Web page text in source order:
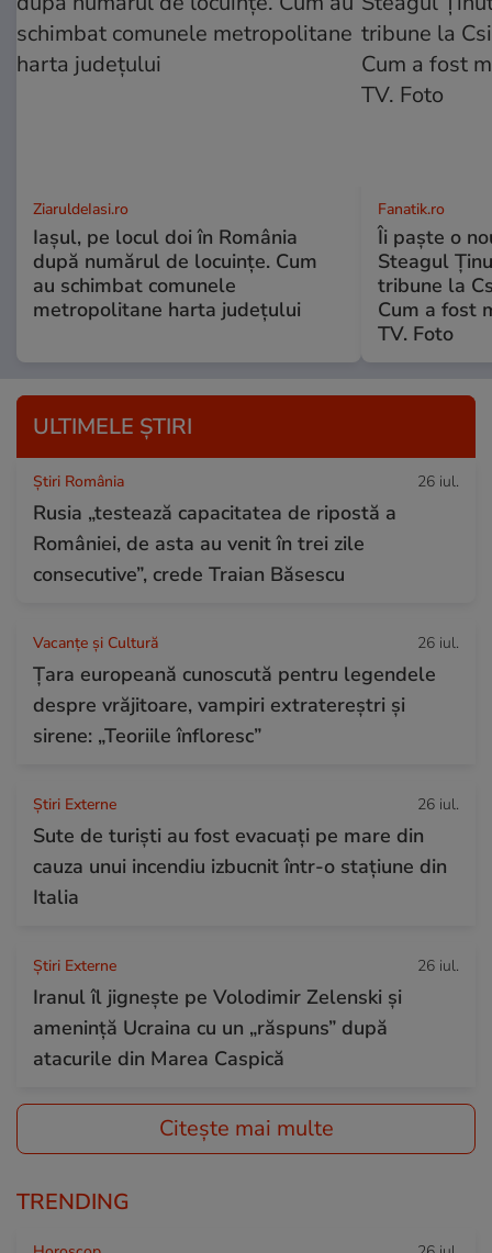
ZiaruldeIasi.ro
Iașul, pe locul doi în România
după numărul de locuințe. Cum
au schimbat comunele
metropolitane harta județului
Fanatik.ro
Îi paște o
Steagul
tribune la
Cum a fost
TV. Foto
ULTIMELE ȘTIRI
Știri România 26 iul.
Rusia „testează capacitatea de ripostă a
României, de asta au venit în trei zile
consecutive”, crede Traian Băsescu
Vacanțe și Cultură 26 iul.
Țara europeană cunoscută pentru legendele
despre vrăjitoare, vampiri extratereștri și
sirene: „Teoriile înfloresc”
Știri Externe 26 iul.
Sute de turiști au fost evacuați pe mare din
cauza unui incendiu izbucnit într-o stațiune din
Italia
Știri Externe 26 iul.
Iranul îl jignește pe Volodimir Zelenski și
amenință Ucraina cu un „răspuns” după
atacurile din Marea Caspică
Citește mai multe
TRENDING